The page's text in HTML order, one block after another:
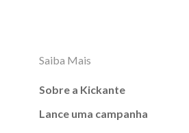
Saiba Mais
Sobre a Kickante
Lance uma campanha